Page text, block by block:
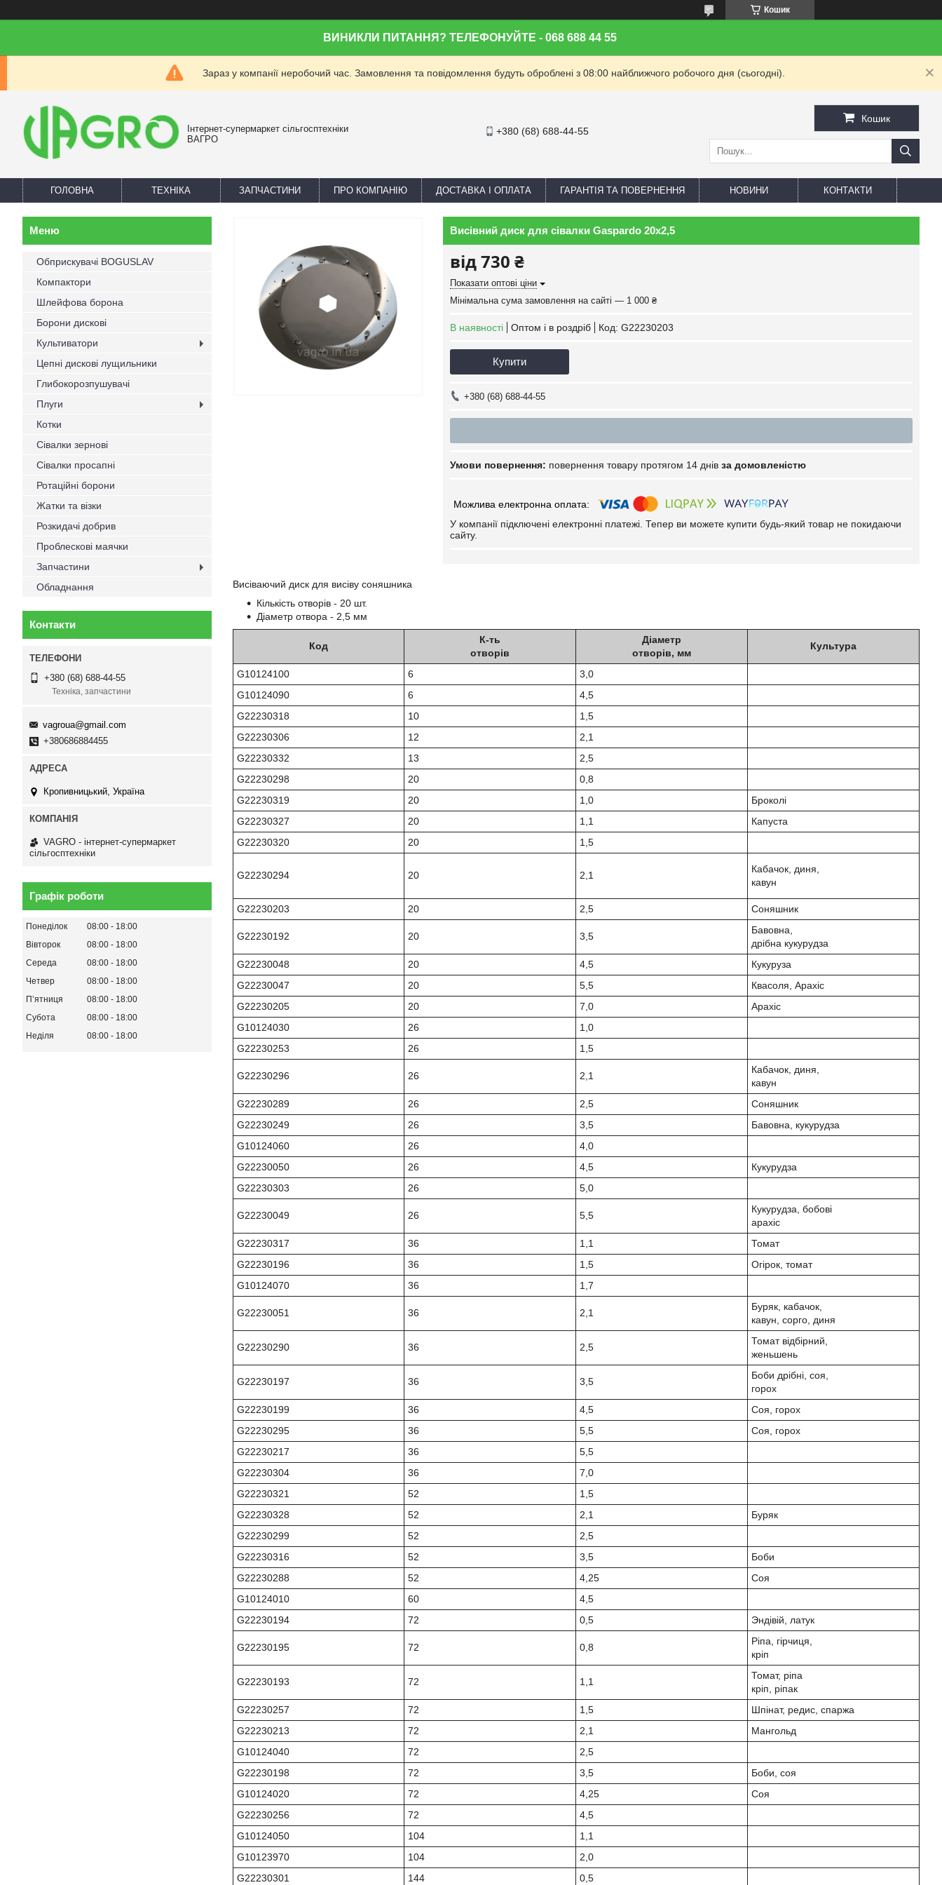
Кошик
ВИНИКЛИ ПИТАННЯ? ТЕЛЕФОНУЙТЕ - 068 688 44 55
Зараз у компанії неробочий час. Замовлення та повідомлення будуть оброблені з 08:00 найближчого робочого дня (сьогодні).
Інтернет-супермаркет сільгосптехніки
ВАГРО
+380 (68) 688-44-55
Кошик
ГОЛОВНА ТЕХНІКА ЗАПЧАСТИНИ ПРО КОМПАНІЮ ДОСТАВКА І ОПЛАТА ГАРАНТІЯ ТА ПОВЕРНЕННЯ НОВИНИ КОНТАКТИ
Висівний диск для сівалки Gaspardo 20x2,5
від730 ₴
Показати оптові ціни
Мінімальна сума замовлення на сайті — 1 000 ₴
В наявності Оптом і в роздріб Код: G22230203
Купити
+380 (68) 688-44-55
повернення товару протягом 14 днів за домовленістю
У компанії підключені електронні платежі. Тепер ви можете купити будь-який товар не покидаючи
сайту.
Висіваючий диск для висіву соняшника
Кількість отворів - 20 шт.
Діаметр отвора - 2,5 мм
Код
К-ть
отворів
Діаметр
отворів, мм
Культура
G10124100 6
3,0
G10124090
6
4,5
G22230318
10
1,5
G22230306
12
2,1
G22230332
13
2,5
G22230298
20
0,8
G22230319
20 1,0
Броколі
G22230327
20 1,1
Капуста
G22230320
20 1,5
G22230294 20 2,1
Кабачок, диня,
кавун
G22230203 20 2,5 Соняшник
G22230192 20 3,5
Бавовна,
дрібна кукурудза
G22230048
20 4,5
Кукуруза
G22230047
20 5,5
Квасоля, Арахіс
G22230205
20 7,0
Арахіс
G10124030
26
1,0
G22230253
26 1,5
G22230296 26 2,1
Кабачок, диня,
кавун
G22230289
26 2,5
Соняшник
G22230249
26 3,5
Бавовна, кукурудза
G10124060
26
4,0
G22230050
26 4,5
Кукурудза
G22230303
26 5,0
G22230049 26 5,5
Кукурудза, бобові
арахіс
G22230317
36 1,1
Томат
G22230196
36 1,5
Огірок, томат
G10124070
36 1,7
G22230051 36 2,1
Буряк, кабачок,
кавун, сорго, диня
G22230290 36 2,5
Томат відбірний,
женьшень
G22230197 36 3,5
Боби дрібні, соя,
горох
G22230199
36 4,5
Соя, горох
G22230295
36 5,5
Соя, горох
G22230217
36
5,5
G22230304
36
7,0
G22230321
52
1,5
G22230328
52 2,1
Буряк
G22230299
52
2,5
G22230316
52 3,5
Боби
G22230288
52 4,25
Соя
G10124010
60
4,5
G22230194
72 0,5 Эндівій, латук
G22230195 72 0,8
Ріпа, гірчиця,
кріп
G22230193 72 1,1
Томат, ріпа
кріп, ріпак
G22230257
72 1,5
Шпінат, редис, спаржа
G22230213
72 2,1
Мангольд
G10124040
72
2,5
G22230198
72 3,5
Боби, соя
G10124020
72 4,25
Соя
G22230256
72
4,5
G10124050
104
1,1
G10123970
104
2,0
G22230301
144 0,5
Обприскувачі BOGUSLAV
Компактори
Шлейфова борона
Борони дискові
Культиватори
Цепні дискові лущильники
Глибокорозпушувачі
Плуги
Котки
Сівалки зернові
Сівалки просапні
Ротаційні борони
Жатки та візки
Розкидачі добрив
Проблескові маячки
Запчастини
Обладнання
Контакти
+380 (68) 688-44-55
Техніка, запчастини
vagroua@gmail.com
+380686884455
Кропивницький, Україна
VAGRO - інтернет-супермаркет
сільгосптехніки
Графік роботи
Понеділок 08:00
18:00
Вівторок
08:00
18:00
Середа
08:00
18:00
Четвер
08:00
18:00
Пʼятниця
08:00
18:00
Субота
08:00
18:00
Неділя
08:00 18:00